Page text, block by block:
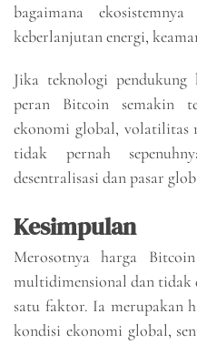
bagaimana
keberlanjutan energi,
Jika teknologi pendukung
peran Bitcoin semakin
ekonomi global, volatilitas
tidak pernah
desentralisasi dan pasar
Kesimpulan
Merosotnya harga
multidimensional dan tidak
satu faktor. Ia merupakan
kondisi ekonomi global,